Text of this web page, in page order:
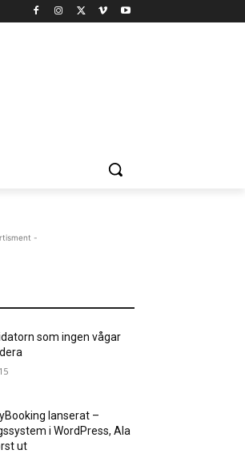
-
som ingen vågar
lanserat –
i WordPress, Ala
ut